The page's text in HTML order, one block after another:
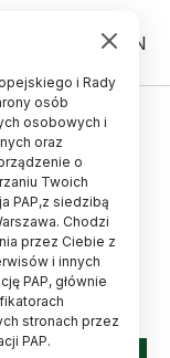
PL EN
i Rady
osób
osobowych i
oraz
o
Twoich
PAP,z siedzibą
Chodzi
przez Ciebie z
i innych
PAP, głównie
stronach przez
PAP.